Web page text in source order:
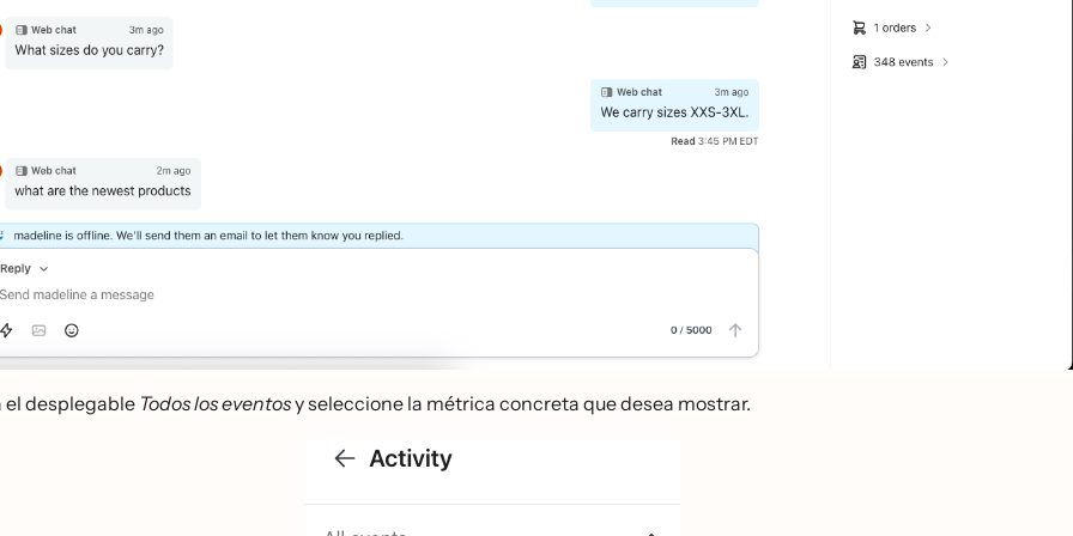
el desplegable Todos los eventosy seleccione la métrica concreta que desea mostrar.